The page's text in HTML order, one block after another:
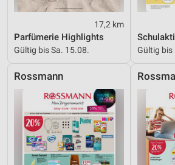
17,2 km
Parfümerie Highlights
Gültig bis Sa. 15.08. Gültig bis
Rossmann
Messung der Werbeleistung
Messung der Performance von Inhalten
Analyse von Zielgruppen durch
Kombinationen von Daten aus
Quellen
Entwicklung und Verbesserung der
Verwendung reduzierter Daten zur
Inhalten